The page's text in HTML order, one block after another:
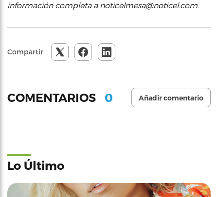
información completa a noticelmesa@noticel.com.
Compartir
COMENTARIOS 0 Añadir comentario
Lo Último